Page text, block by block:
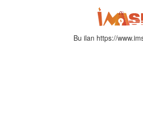
Bu ilan https://